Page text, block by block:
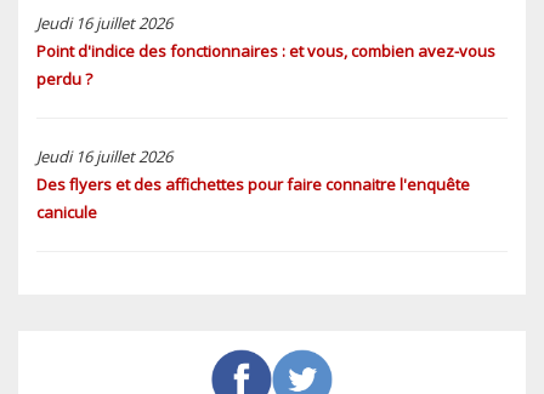
Jeudi 16 juillet 2026
Point d'indice des fonctionnaires : et vous, combien avez-vous
perdu ?
Jeudi 16 juillet 2026
Des flyers et des affichettes pour faire connaitre l'enquête
canicule